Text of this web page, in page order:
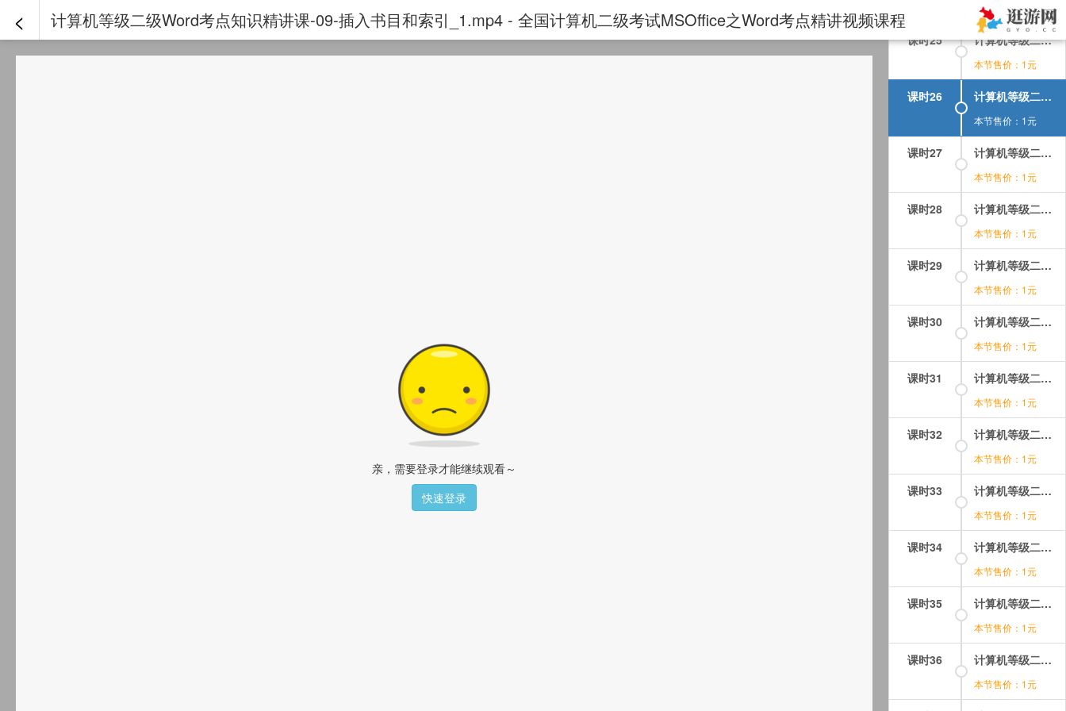
< 计算机等级二级Word考点知识精讲课-09-插入书目和索引_1.mp4 - 全国计算机二级考试MSOffice之Word考点精讲视频课程
亲，需要登录才能继续观看～
快速登录
本节售价：1元
课时25 计算机等级二级Word考点知识精讲课-08-页面布局考点汇总.mp4
本节售价：1元
课时26 计算机等级二级Word考点知识精讲课-09-插入书目和索引_1.mp4
本节售价：1元
课时27 计算机等级二级Word考点知识精讲课-09-插入对象考点汇总_1.mp4
本节售价：1元
课时28 计算机等级二级Word考点知识精讲课-09-目录考点汇总_1.mp4
本节售价：1元
课时29 计算机等级二级Word考点知识精讲课-09-脚注尾注考点汇总_1.mp4
本节售价：1元
课时30 计算机等级二级Word考点知识精讲课-09-题注考点汇总_1.mp4
本节售价：1元
课时31 计算机等级二级Word考点知识精讲课-10-邮件合并考点汇总（一）_1.mp4
本节售价：1元
课时32 计算机等级二级Word考点知识精讲课-10-邮件合并考点汇总（二）_1.mp4
本节售价：1元
课时33 计算机等级二级Word考点知识精讲课-11-制表位与中文版式.mp4
本节售价：1元
课时34 计算机等级二级Word考点知识精讲课-11-制表位详解.mp4
本节售价：1元
课时35 计算机等级二级Word考点知识精讲课-11-字体重要考点.mp4
本节售价：1元
课时36 计算机等级二级Word考点知识精讲课-11-段落常规考点.mp4
本节售价：1元